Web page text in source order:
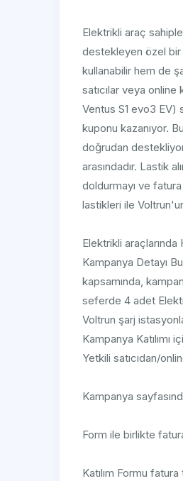
Elektrikli araç
destekleyen özel bir
kullanabilir hem de
satıcılar veya
Ventus S1 evo3 EV)
kuponu kazanıyor.
doğrudan
arasındadır. Lastik
doldurmayı ve
lastikleri ile
Elektrikli
Kampanya Detayı
kapsamında,
seferde 4 adet
Voltrun şarj
Kampanya Katılımı
Yetkili satıcıdan/
Kampanya
Form ile birlikte
Katılım Formu